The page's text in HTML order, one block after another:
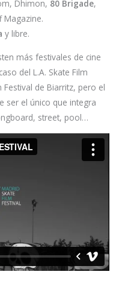
Dhimon, 80 Brigade,
Magazine.
y libre.
más festivales de cine
del L.A. Skate Film
Festival de Biarritz, pero el
ser el único que integra
street, pool…